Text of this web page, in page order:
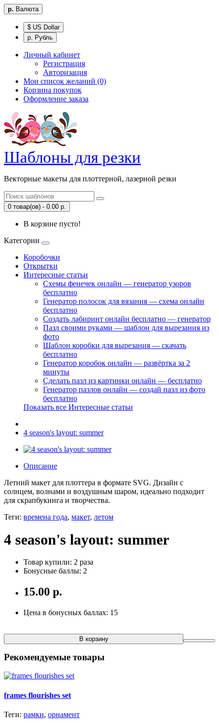
р. Валюта
$ US Dollar
р. Рубль
Личный кабинет
Регистрация
Авторизация
Мои список желаний (0)
Корзина покупок
Оформление заказа
Шаблоны для резки
Векторные макеты для плоттерной, лазерной резки
0 товар(ов) - 0.00 р.
В корзине пусто!
Категории
Коробочки
Открытки
Интересные статьи
Схемы фенечек онлайн — генератор узоров
бесплатно
Генератор полосок для вязания — схема онлайн
бесплатно
Создать лабиринт онлайн бесплатно — генератор
Пазл своими руками — шаблон для вырезания из
фото
Шаблон коробки для вырезания — скачать
бесплатно
Генератор коробок онлайн — развёртка за 2
минуты
Сделать пазл из картинки онлайн — бесплатно
Генератор пазлов онлайн — создай пазл из фото
бесплатно
Показать все Интересные статьи
4 season's layout: summer
Описание
Летний макет для плоттера в формате SVG. Дизайн с
солнцем, волнами и воздушным шаром, идеально подходит
для скрапбукинга и творчества.
Теги: времена года, макет, летом
4 season's layout: summer
Товар купили: 2 раза
Бонусные баллы: 2
15.00 р.
Цена в бонусных баллах: 15
В корзину
Рекомендуемые товары
frames flourishes set
Теги: рамки, орнамент